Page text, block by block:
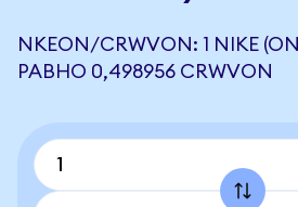
NKEON/CRWVON: 1 NIKE
РАВНО 0,498956 CRWVON